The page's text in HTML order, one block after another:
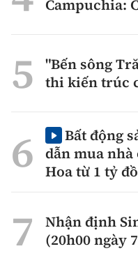
Campuchia:
"Bến sông
thi kiến trúc
Bất động
dẫn mua
Hoa từ 1 tỷ
Nhận định
(20h00 ngày